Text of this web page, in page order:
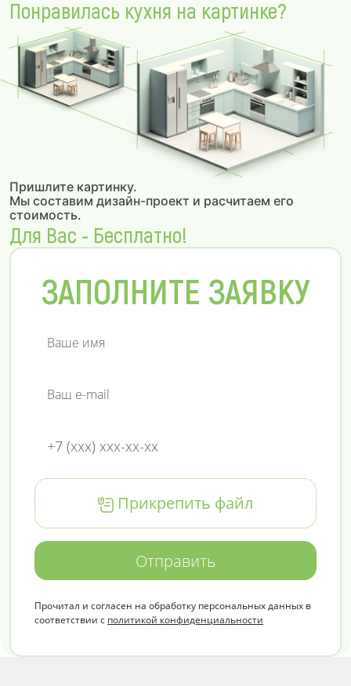
Понравилась кухня на картинке?
Пришлите картинку.
Мы составим дизайн-проект и расчитаем его
стоимость.
Для Вас - Бесплатно!
ЗАПОЛНИТЕ ЗАЯВКУ
Прикрепить файл
Отправить
Прочитал и согласен на обработку персональных данных в
соответствии с политикой конфиденциальности